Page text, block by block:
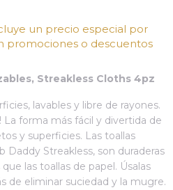
un precio especial por
promociones o descuentos
Streakless Cloths 4pz
lavables y libre de rayones.
La forma más fácil y divertida de
y superficies. Las toallas
Daddy Streakless, son duraderas
las toallas de papel. Úsalas
de eliminar suciedad y la mugre.